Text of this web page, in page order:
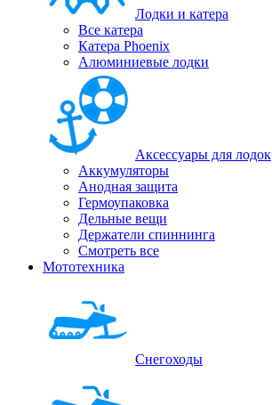
Лодки и катера
Все катера
Катера Phoenix
Алюминиевые лодки
Аксессуары для лодок
Аккумуляторы
Анодная защита
Гермоупаковка
Дельные вещи
Держатели спиннинга
Смотреть все
Мототехника
Снегоходы